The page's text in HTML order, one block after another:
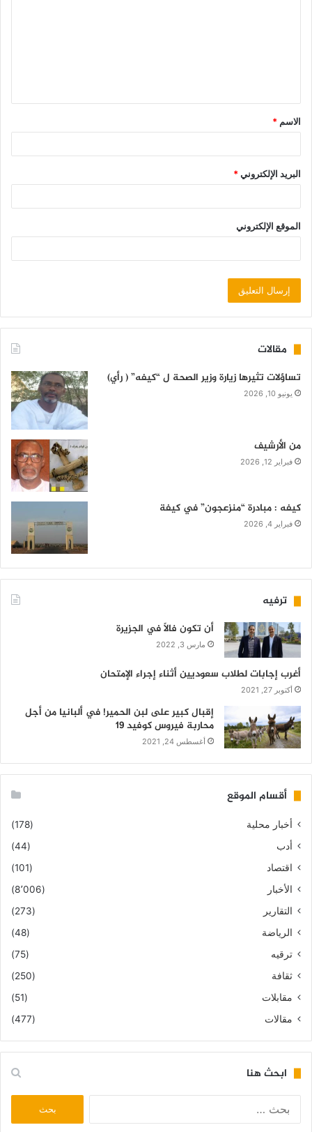
الاسم *
البريد الإلكتروني*
الموقع الإلكتروني
مقالات
تساؤلات تثيرها زيارة وزير الصحة ل “كيفه” ( رأي)
يونيو 10, 2026
من الأرشيف
فبراير 12, 2026
كيفه : مبادرة “منزعجون” في كيفة
فبراير 4, 2026
ترفيه
أن تكون فالاً في الجزيرة
مارس 3, 2022
أغرب إجابات لطلاب سعوديين أثناء إجراء الإمتحان
أكتوبر 27, 2021
إقبال كبير على لبن الحمير! في ألبانيا من أجل
محاربة فيروس كوفيد 19
أغسطس 24, 2021
أقسام الموقع
أخبار محلية
(178)
أدب
(44)
اقتصاد
(101)
الأخبار
(8٬006)
التقارير
(273)
الرياضة
(48)
ترقيه
(75)
ثقافة
(250)
مقابلات
(51)
مقالات
(477)
ابحث هنا